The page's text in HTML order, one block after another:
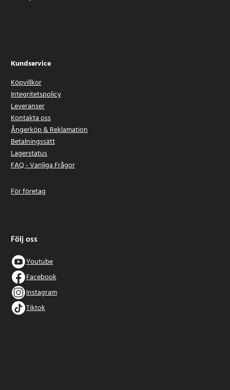
Kundservice
Köpvillkor
Integritetspolicy
Leveranser
Kontakta oss
Ångerköp & Reklamation
Betalningssätt
Lagerstatus
FAQ - Vanliga Frågor
För företag
Följ oss
Youtube
Facebook
Instagram
Tiktok